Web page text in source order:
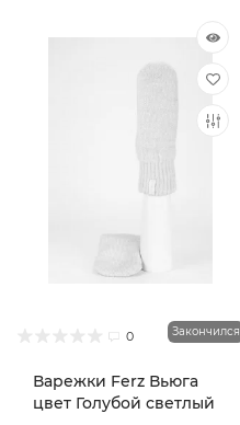
0 Закончился
Варежки Ferz Вьюга
цвет Голубой светлый